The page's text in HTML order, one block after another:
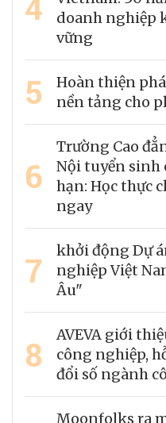
doanh nghiệp
vững
5
Hoàn thiện
nền tảng cho
6
Trường Cao
Nội tuyển sinh
hạn: Học thực
ngay
7
khởi động Dự
nghiệp Việt
Âu"
8
AVEVA giới
công nghiệp,
đổi số ngành
Moonfolks ra